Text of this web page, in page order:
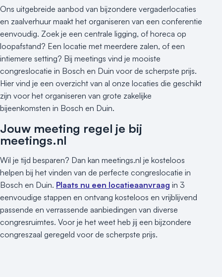
Ons uitgebreide aanbod van bijzondere vergaderlocaties
en zaalverhuur maakt het organiseren van een conferentie
eenvoudig. Zoek je een centrale ligging, of horeca op
loopafstand? Een locatie met meerdere zalen, of een
intiemere setting? Bij meetings vind je mooiste
congreslocatie in Bosch en Duin voor de scherpste prijs.
Hier vind je een overzicht van al onze locaties die geschikt
zijn voor het organiseren van grote zakelijke
bijeenkomsten in Bosch en Duin.
Jouw meeting regel je bij
meetings.nl
Wil je tijd besparen? Dan kan meetings.nl je kosteloos
helpen bij het vinden van de perfecte congreslocatie in
Bosch en Duin. Plaats nu een locatieaanvraag in 3
eenvoudige stappen en ontvang kosteloos en vrijblijvend
passende en verrassende aanbiedingen van diverse
congresruimtes. Voor je het weet heb jij een bijzondere
congreszaal geregeld voor de scherpste prijs.